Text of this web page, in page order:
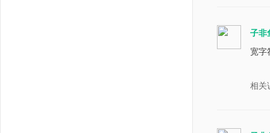
子非
宽字
相关